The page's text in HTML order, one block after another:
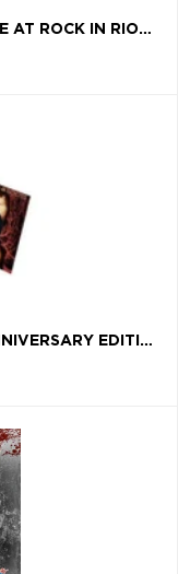
SEPULTURA, CD METAL VEINS (ALIVE AT ROCK IN RIO) (DVD)
SEPULTURA, VINYL ROOTS 25TH ANNIVERSARY EDITION